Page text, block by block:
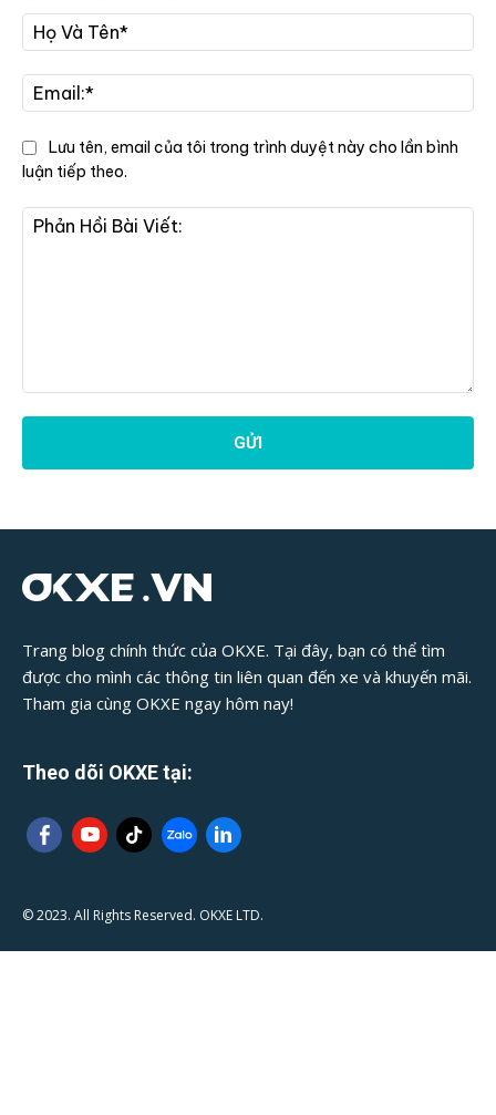
Hồi
Viết:
Và
Lưu tên, email của tôi trong trình duyệt này cho lần bình
luận tiếp theo.
Trang blog chính thức của OKXE. Tại đây, bạn có thể tìm
được cho mình các thông tin liên quan đến xe và khuyến mãi.
Tham gia cùng OKXE ngay hôm nay!
Theo dõi OKXE tại:
© 2023. All Rights Reserved. OKXE LTD.